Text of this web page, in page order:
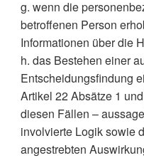
g. wenn die
betroffenen Person
Informationen über die
h. das Bestehen einer
Entscheidungsfindung
Artikel 22 Absätze 1
diesen Fällen –
involvierte Logik sowie
angestrebten